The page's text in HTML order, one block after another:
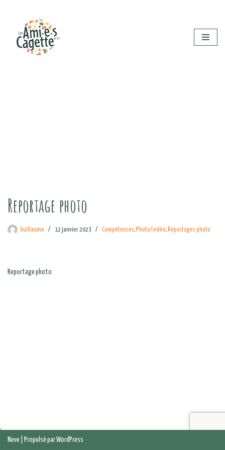
contenu
Reportage photo
Guillaume 12 janvier 2023 Compétences,Photo/vidéo,Reportages photo
Reportage photo
Neve | Propulsé parWordPress